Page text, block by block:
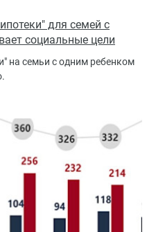
для семей с
социальные цели
на семьи с одним ребенком